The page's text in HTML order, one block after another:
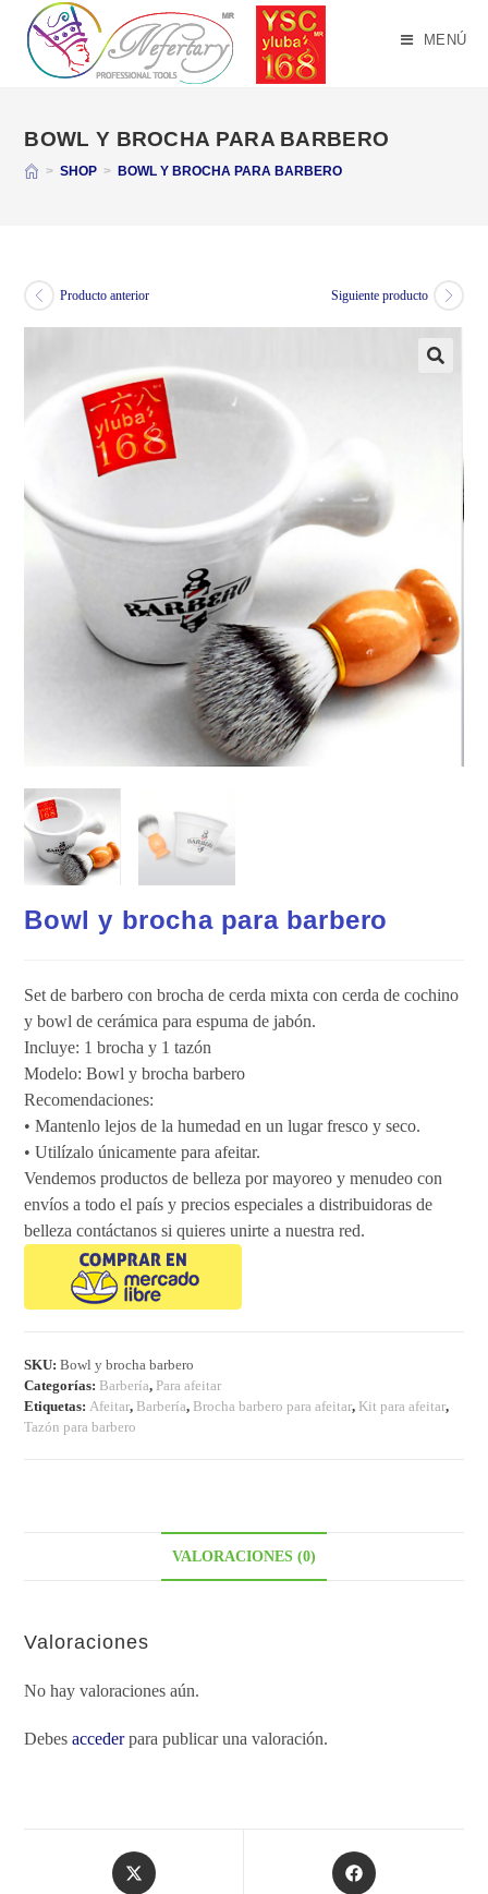
contenido
MENÚ
BOWL Y BROCHA PARA BARBERO
> SHOP > BOWL Y BROCHA PARA BARBERO
Producto anterior Siguiente producto
Bowl y brocha para barbero
Set de barbero con brocha de cerda mixta con cerda de cochino
y bowl de cerámica para espuma de jabón.
Incluye: 1 brocha y 1 tazón
Modelo: Bowl y brocha barbero
Recomendaciones:
• Mantenlo lejos de la humedad en un lugar fresco y seco.
• Utilízalo únicamente para afeitar.
Vendemos productos de belleza por mayoreo y menudeo con
envíos a todo el país y precios especiales a distribuidoras de
belleza contáctanos si quieres unirte a nuestra red.
SKU:Bowl y brocha barbero
Categorías: Barbería, Para afeitar
Etiquetas: Afeitar, Barbería, Brocha barbero para afeitar, Kit para afeitar,
Tazón para barbero
VALORACIONES (0)
Valoraciones
No hay valoraciones aún.
Debesaccederpara publicar una valoración.
Opens
in
Opens
in